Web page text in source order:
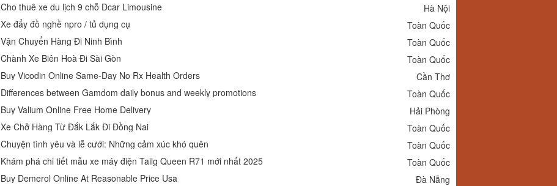
Cho thuê xe du lịch 9 chỗ Dcar Limousine
Hà Nội
Xe đẩy đồ nghề npro / tủ dụng cụ
Toàn Quốc
Vận Chuyển Hàng Đi Ninh Bình
Toàn Quốc
Chành Xe Biên Hoà Đi Sài Gòn
Toàn Quốc
Buy Vicodin Online Same-Day No Rx Health Orders
Cần Thơ
Differences between Gamdom daily bonus and weekly promotions
Toàn Quốc
Buy Valium Online Free Home Delivery
Hải Phòng
Xe Chở Hàng Từ Đắk Lắk Đi Đồng Nai
Toàn Quốc
Chuyện tình yêu và lễ cưới: Những cảm xúc khó quên
Toàn Quốc
Khám phá chi tiết mẫu xe máy điện Tailg Queen R71 mới nhất 2025
Toàn Quốc
Buy Demerol Online At Reasonable Price Usa
Đà Nẵng